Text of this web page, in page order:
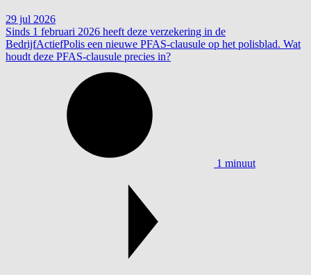
29 jul 2026
Sinds 1 februari 2026 heeft deze verzekering in de
BedrijfActiefPolis een nieuwe PFAS-clausule op het polisblad. Wat
houdt deze PFAS-clausule precies in?
1 minuut